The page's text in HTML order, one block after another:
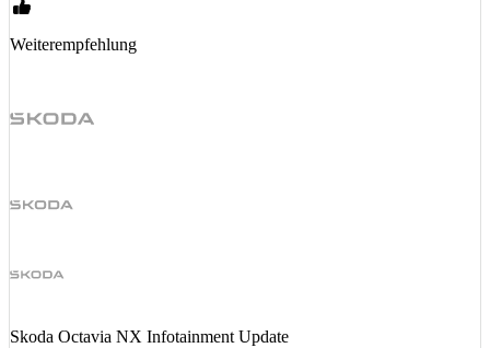
Weiterempfehlung
Skoda Octavia NX Infotainment Update